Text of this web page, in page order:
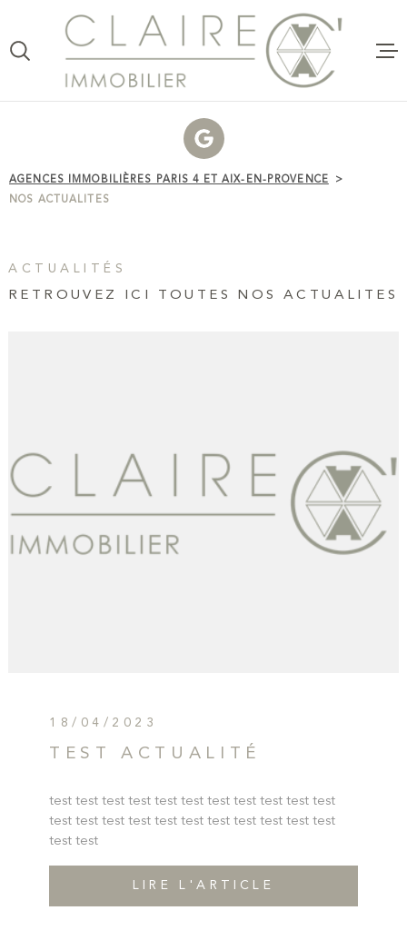
menu
contenu
AGENCES IMMOBILIÈRES PARIS 4 ET AIX-EN-PROVENCE
NOS ACTUALITES
ACTUALITÉS
RETROUVEZ ICI TOUTES NOS ACTUALITES
18/04/2023
TEST ACTUALITÉ
test test test test test test test test test test test
test test test test test test test test test test test
test test
LIRE L'ARTICLE
VOTRE
RECHERCHE
TYPE
D'OFFRE